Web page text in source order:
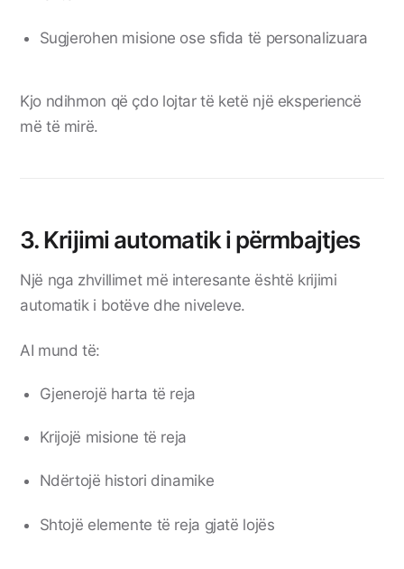
Sugjerohen misione ose sfida të personalizuara
Kjo ndihmon që çdo lojtar të ketë një eksperiencë
më të mirë.
3. Krijimi automatik i përmbajtjes
Një nga zhvillimet më interesante është krijimi
automatik i botëve dhe niveleve.
AI mund të:
Gjenerojë harta të reja
Krijojë misione të reja
Ndërtojë histori dinamike
Shtojë elemente të reja gjatë lojës